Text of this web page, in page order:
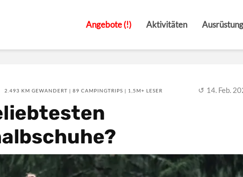
Angebote (!) Aktivitäten Ausrüstung
2.493 KM GEWANDERT | 89 CAMPINGTRIPS | 1,5M+ LESER 14. Feb.